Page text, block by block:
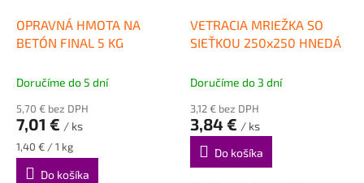
OPRAVNÁ HMOTA NA
BETÓN FINAL 5 KG
Doručíme do 5 dní
5,70 € bez DPH
7,01 € / ks
Jednotková
cena:
1,40 € / 1 kg
Do košíka
VETRACIA MRIEŽKA SO
SIEŤKOU 250x250 HNEDÁ
Doručíme do 3 dní
3,12 € bez DPH
3,84 € / ks
Do košíka